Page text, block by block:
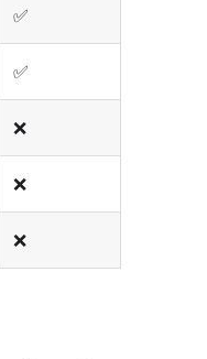
✅
✅
❌
❌
❌